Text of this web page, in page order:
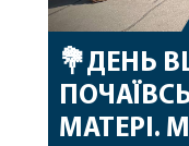
💐ДЕНЬ
МАТЕРІ.